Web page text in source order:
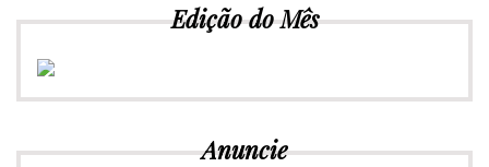
Edição do Mês
Anuncie